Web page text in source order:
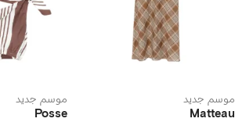
موسم جديد
Matteau
موسم جديد
Posse